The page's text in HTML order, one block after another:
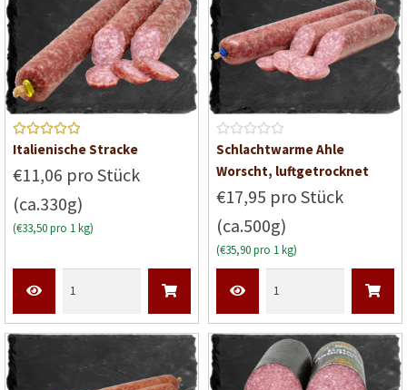
5
Bewerte
von 5
Italienische Stracke
€11,06 pro Stück
(ca.330g)
(€33,50 pro 1 kg)
B
e
e
r
e
i
t
0
Schlachtwarme Ahle
Worscht, luftgetrocknet
€17,95 pro Stück
(ca.500g)
(€35,90 pro 1 kg)